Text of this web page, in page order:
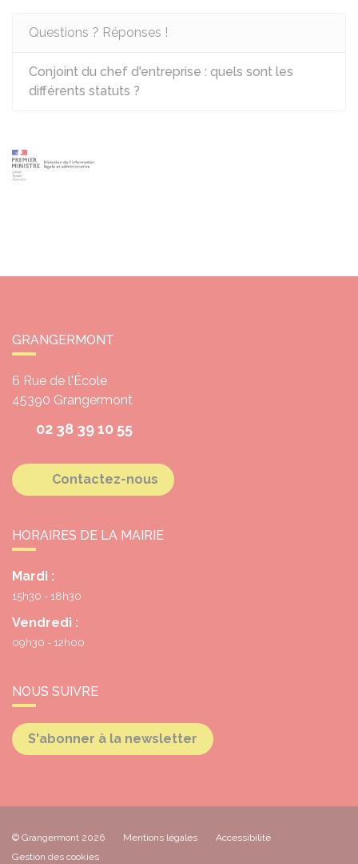
Questions ? Réponses !
Conjoint du chef d'entreprise : quels sont les
différents statuts ?
GRANGERMONT
6 Rue de l'École
45390 Grangermont
02 38 39 10 55
Contactez-nous
HORAIRES DE LA MAIRIE
Mardi :
15h30 - 18h30
Vendredi :
09h30 - 12h00
NOUS SUIVRE
S'abonner à la newsletter
© Grangermont 2026 Mentions légales
Accessibilité
Gestion des cookies